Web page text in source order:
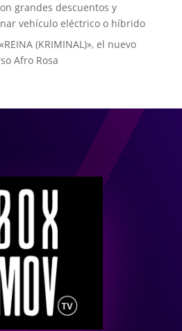
grandes descuentos y
vehículo eléctrico o híbrido
(KRIMINAL)», el nuevo
Afro Rosa